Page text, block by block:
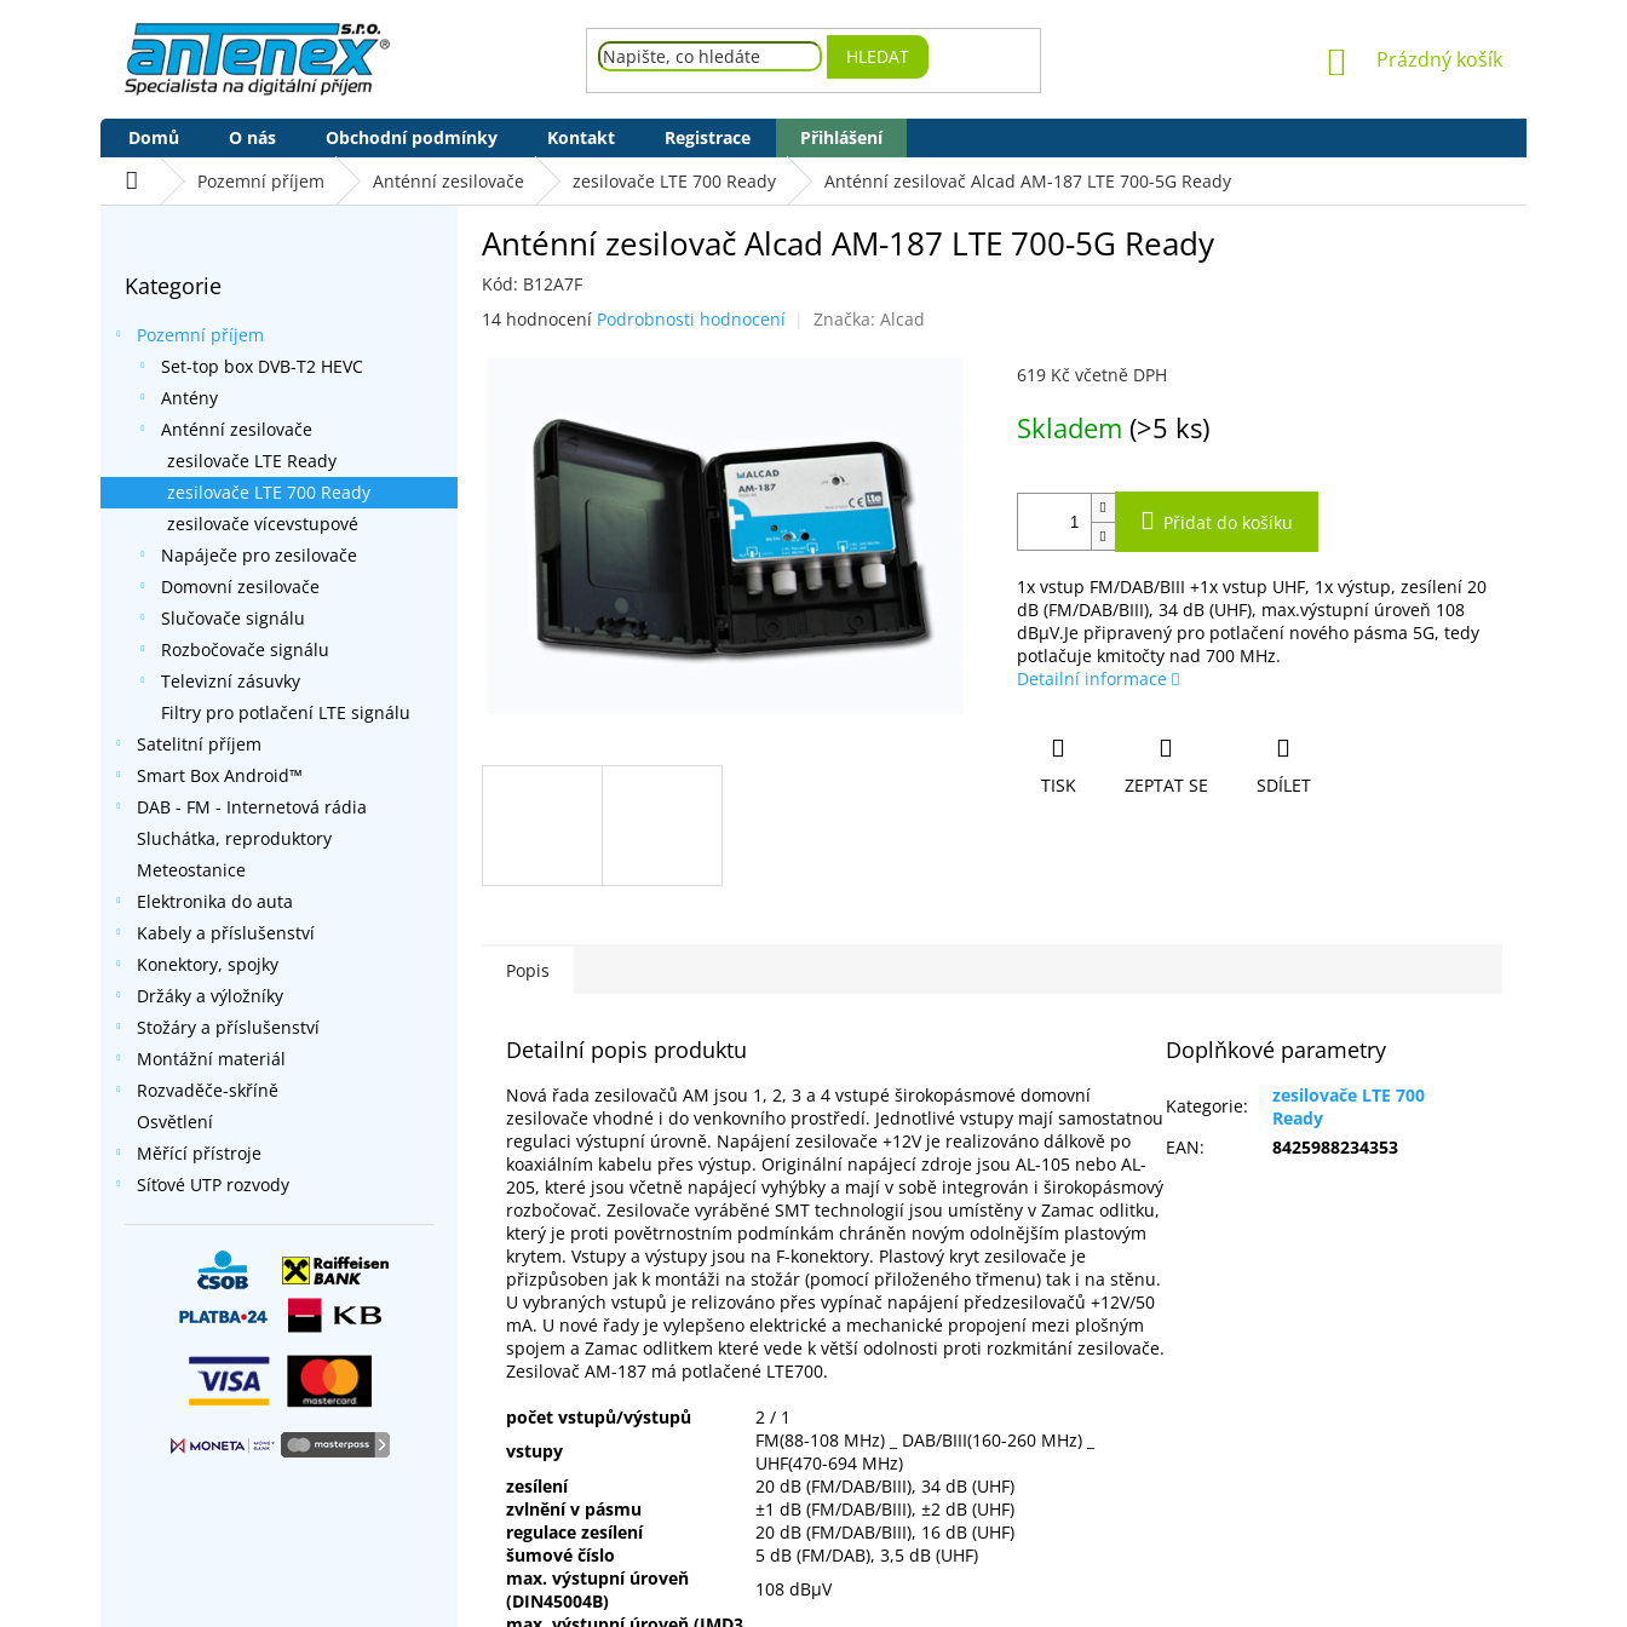
HLEDAT
NÁKUPNÍ
Prázdný košík
Domů O nás Obchodní podmínky Kontakt Registrace
Přihlášení
Domů Pozemní příjem Anténní zesilovače zesilovače LTE 700 Ready Anténní zesilovač Alcad AM-187 LTE 700-5G Ready
a
n
kategorie
Kategorie
Pozemní příjem
Set-top box DVB-T2 HEVC
Antény
Anténní zesilovače
zesilovače LTE Ready
zesilovače LTE 700 Ready
zesilovače vícevstupové
Napáječe pro zesilovače
Domovní zesilovače
Slučovače signálu
Rozbočovače signálu
Televizní zásuvky
Filtry pro potlačení LTE signálu
Satelitní příjem
Smart Box Android™
DAB - FM - Internetová rádia
Sluchátka, reproduktory
Meteostanice
Elektronika do auta
Kabely a příslušenství
Konektory, spojky
Držáky a výložníky
Stožáry a příslušenství
Montážní materiál
Rozvaděče-skříně
Osvětlení
Měřící přístroje
Síťové UTP rozvody
Anténní zesilovač Alcad AM-187 LTE 700-5G Ready
Kód: B12A7F
Průměrné
hvězdiček.
14 hodnocení Podrobnosti hodnocení Značka: Alcad
619 Kč včetně DPH
cena:
Skladem (>5 ks)
Přidat do košíku
1x vstup FM/DAB/BIII +1x vstup UHF, 1x výstup, zesílení 20
dB (FM/DAB/BIII), 34 dB (UHF), max.výstupní úroveň 108
dBµV.Je připravený pro potlačení nového pásma 5G, tedy
potlačuje kmitočty nad 700 MHz.
Detailní informace
TISK ZEPTAT SE SDÍLET
Popis
Detailní popis produktu
Nová řada zesilovačů AM jsou 1, 2, 3 a 4 vstupé širokopásmové domovní
zesilovače vhodné i do venkovního prostředí. Jednotlivé vstupy mají samostatnou
regulaci výstupní úrovně. Napájení zesilovače +12V je realizováno dálkově po
koaxiálním kabelu přes výstup. Originální napájecí zdroje jsou AL-105 nebo AL-
205, které jsou včetně napájecí vyhýbky a mají v sobě integrován i širokopásmový
rozbočovač. Zesilovače vyráběné SMT technologií jsou umístěny v Zamac odlitku,
který je proti povětrnostním podmínkám chráněn novým odolnějším plastovým
krytem. Vstupy a výstupy jsou na F-konektory. Plastový kryt zesilovače je
přizpůsoben jak k montáži na stožár (pomocí přiloženého třmenu) tak i na stěnu.
U vybraných vstupů je relizováno přes vypínač napájení předzesilovačů +12V/50
mA. U nové řady je vylepšeno elektrické a mechanické propojení mezi plošným
spojem a Zamac odlitkem které vede k větší odolnosti proti rozkmitání zesilovače.
Zesilovač AM-187 má potlačené LTE700.
počet vstupů/výstupů
2 / 1
vstupy
FM(88-108 MHz) _ DAB/BIII(160-260 MHz) _
UHF(470-694 MHz)
zesílení
20 dB (FM/DAB/BIII), 34 dB (UHF)
zvlnění v pásmu
±1 dB (FM/DAB/BIII), ±2 dB (UHF)
regulace zesílení
20 dB (FM/DAB/BIII), 16 dB (UHF)
šumové číslo
5 dB (FM/DAB), 3,5 dB (UHF)
max. výstupní úroveň
(DIN45004B)
108 dBµV
Doplňkové parametry
Kategorie:
zesilovače LTE 700
Ready
EAN: 8425988234353